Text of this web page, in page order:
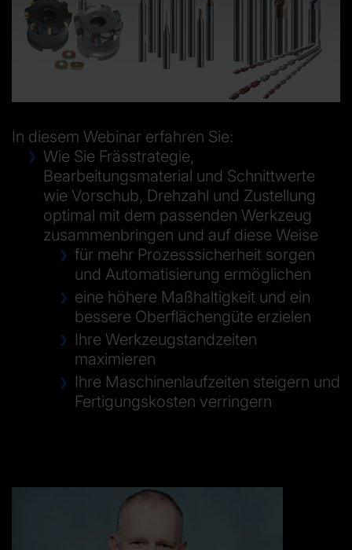
In diesem Webinar erfahren Sie:
Wie Sie Frässtrategie,
Bearbeitungsmaterial und Schnittwerte
wie Vorschub, Drehzahl und Zustellung
optimal mit dem passenden Werkzeug
zusammenbringen und auf diese Weise
für mehr Prozesssicherheit sorgen
und Automatisierung ermöglichen
eine höhere Maßhaltigkeit und ein
bessere Oberflächengüte erzielen
Ihre Werkzeugstandzeiten
maximieren
Ihre Maschinenlaufzeiten steigern und
Fertigungskosten verringern